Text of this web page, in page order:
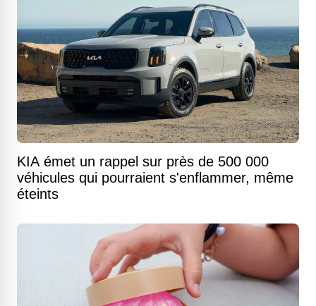
KIA émet un rappel sur près de 500 000
véhicules qui pourraient s'enflammer, même
éteints